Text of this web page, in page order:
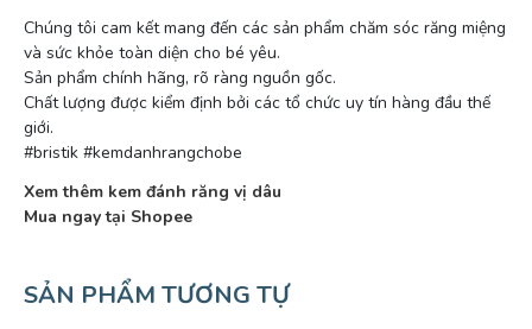
Chúng tôi cam kết mang đến các sản phẩm chăm sóc răng miệng
và sức khỏe toàn diện cho bé yêu.
Sản phẩm chính hãng, rõ ràng nguồn gốc.
Chất lượng được kiểm định bởi các tổ chức uy tín hàng đầu thế
giới.
#bristik #kemdanhrangchobe
Xem thêm kem đánh răng vị dâu
Mua ngay tại Shopee
SẢN PHẨM TƯƠNG TỰ